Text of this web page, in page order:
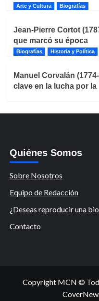
Arte y Cultura Biografías
Jean-Pierre Cortot
que marcó su época
Biografías Historia y Política
Manuel Corvalán
clave en la lucha por
Quiénes Somos
Sobre Nosotros
Equipo de Redacción
¿Deseas reproducir una
Contacto
Copyright MCN ©